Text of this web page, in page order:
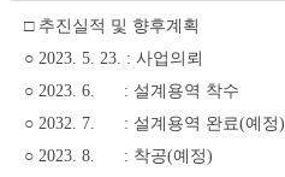
□ 추진실적 및 향후계획
○ 2023. 5. 23. : 사업의뢰
○ 2023. 6. : 설계용역 착수
○ 2032. 7. : 설계용역 완료(예정)
○ 2023. 8. : 착공(예정)